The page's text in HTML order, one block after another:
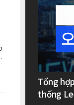
Tổng
thống